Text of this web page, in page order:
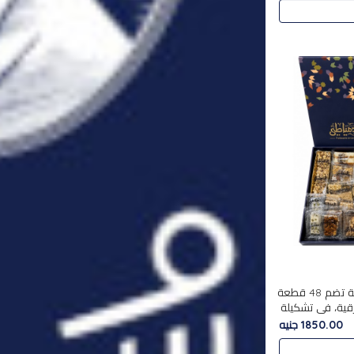
استمتع بتجربة فاخرة مع علبة تضم 48 قطعة
في تشكيلة
1850.00 جنيه